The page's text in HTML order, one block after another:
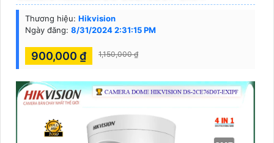
Thương hiệu: Hikvision
Ngày đăng: 8/31/2024 2:31:15 PM
900,000 ₫ 1,150,000 ₫